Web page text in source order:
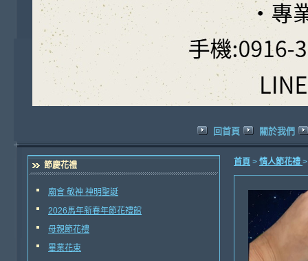
回首頁 關於我們
節慶花禮
廟會 敬神 神明聖誕
2026馬年新春年節花禮館
母親節花禮
畢業花束
首頁 > 情人節花禮